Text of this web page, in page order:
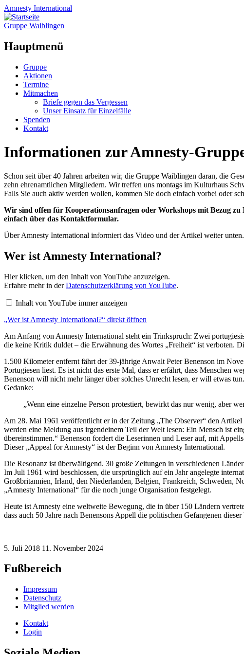
Amnesty International
Gruppe Waiblingen
Hauptmenü
Zum
Inhalt
springen
Gruppe
Aktionen
Termine
Mitmachen
Briefe gegen das Vergessen
Unser Einsatz für Einzelfälle
Spenden
Kontakt
Informationen zur Amnesty-
Schon seit über 40 Jahren arbeiten wir, die Gruppe Waiblingen daran, die
zehn ehrenamtlichen Mitgliedern. Wir treffen uns montags im Kulturhaus
Falls Sie auch aktiv werden wollen, kommen Sie doch einfach vorbei oder
Wir sind offen für Kooperationsanfragen oder Workshops mit Bezug
einfach über das Kontaktformular.
Über Amnesty International informiert das Video und der Artikel weiter unten.
Wer ist Amnesty International?
„Wer
ist
Amnesty
von
anzeigen
Hier klicken, um den Inhalt von YouTube anzuzeigen.
Erfahre mehr in derDatenschutzerklärung von YouTube.
Inhalt von YouTube immer anzeigen
„Wer ist Amnesty International?“ direkt öffnen
Am Anfang von Amnesty International steht ein Trinkspruch: Zwei
die keine Kritik duldet – die Erwähnung des Wortes „Freiheit“ ist verboten.
1.500 Kilometer entfernt fährt der 39-jährige Anwalt Peter Benenson im
Portugiesen liest. Es ist nicht das erste Mal, dass er erfährt, dass Menschen
Benenson will nicht mehr länger über solches Unrecht lesen, er will etwas
Gedanke:
„Wenn eine einzelne Person protestiert, bewirkt das nur wenig, aber
Am 28. Mai 1961 veröffentlicht er in der Zeitung „The Observer“ den
werden eine Meldung aus irgendeinem Teil der Welt lesen: Ein Mensch ist
übereinstimmen.“ Benenson fordert die Leserinnen und Leser auf, mit
Dieser „Appeal for Amnesty“ ist der Beginn von Amnesty International.
Die Resonanz ist überwältigend. 30 große Zeitungen in verschiedenen
Im Juli 1961 wird beschlossen, die ursprünglich auf ein Jahr angelegte
Großbritannien, Irland, den Niederlanden, Belgien, Frankreich, Schweden,
„Amnesty International“ für die noch junge Organisation festgelegt.
Heute ist Amnesty eine weltweite Bewegung, die in über 150 Ländern
dass auch 50 Jahre nach Benensons Appell die politischen Gefangenen
5. Juli 2018 11. November 2024
Fußbereich
Impressum
Datenschutz
Mitglied werden
Kontakt
Login